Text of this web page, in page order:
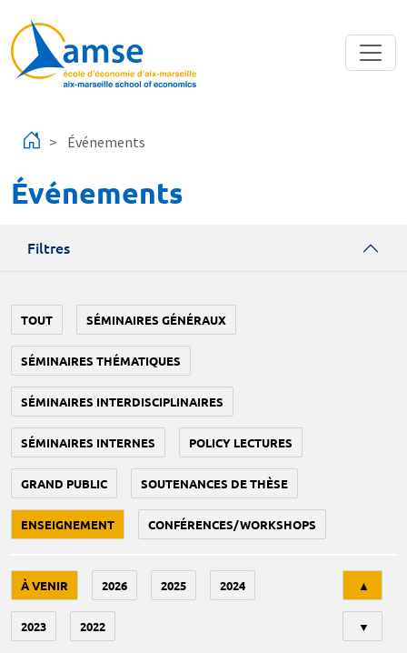
Événements
Événements
Filtres
TOUT SÉMINAIRES GÉNÉRAUX
SÉMINAIRES THÉMATIQUES
SÉMINAIRES INTERDISCIPLINAIRES
SÉMINAIRES INTERNES POLICY LECTURES
GRAND PUBLIC SOUTENANCES DE THÈSE
ENSEIGNEMENT CONFÉRENCES/WORKSHOPS
À VENIR 2026 2025 2024
2023 2022
▲
▼